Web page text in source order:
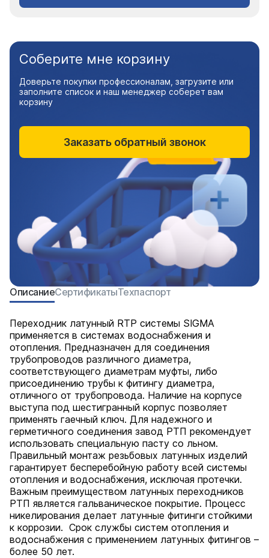
ОписаниеСертификатыТехпаспорт
Переходник латунный RTP системы SIGMA
применяется в системах водоснабжения и
отопления. Предназначен для соединения
трубопроводов различного диаметра,
соответствующего диаметрам муфты, либо
присоединению трубы к фитингу диаметра,
отличного от трубопровода. Наличие на корпусе
выступа под шестигранный корпус позволяет
применять гаечный ключ. Для надежного и
герметичного соединения завод РТП рекомендует
использовать специальную пасту со льном.
Правильный монтаж резьбовых латунных изделий
гарантирует бесперебойную работу всей системы
отопления и водоснабжения, исключая протечки.
Важным преимуществом латунных переходников
РТП является гальваническое покрытие. Процесс
никелирования делает латунные фитинги стойкими
к коррозии. Срок службы систем отопления и
водоснабжения с применением латунных фитингов –
более 50 лет.
Соберите мне корзину
Доверьте покупки профессионалам, загрузите или
заполните список и наш менеджер соберет вам
корзину
Заказать обратный звонок